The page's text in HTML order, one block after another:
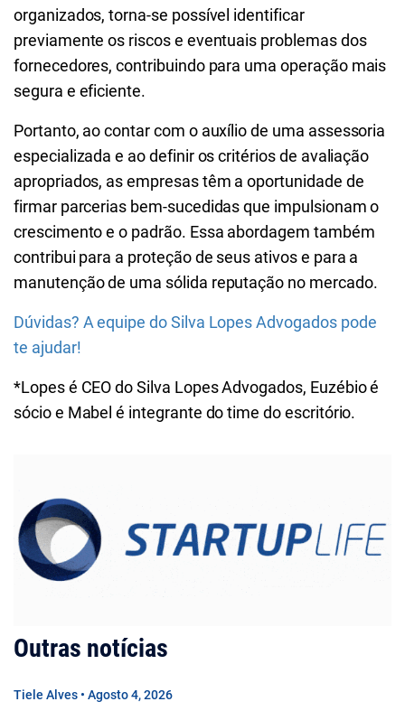
organizados, torna-se possível identificar
previamente os riscos e eventuais problemas dos
fornecedores, contribuindo para uma operação mais
segura e eficiente.
Portanto, ao contar com o auxílio de uma assessoria
especializada e ao definir os critérios de avaliação
apropriados, as empresas têm a oportunidade de
firmar parcerias bem-sucedidas que impulsionam o
crescimento e o padrão. Essa abordagem também
contribui para a proteção de seus ativos e para a
manutenção de uma sólida reputação no mercado.
Dúvidas? A equipe do Silva Lopes Advogados pode
te ajudar!
*Lopes é CEO do Silva Lopes Advogados, Euzébio é
sócio e Mabel é integrante do time do escritório.
Outras notícias
Tiele Alves • Agosto 4, 2026